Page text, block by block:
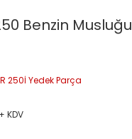
Benzin Musluğu
250İ Yedek Parça
KDV